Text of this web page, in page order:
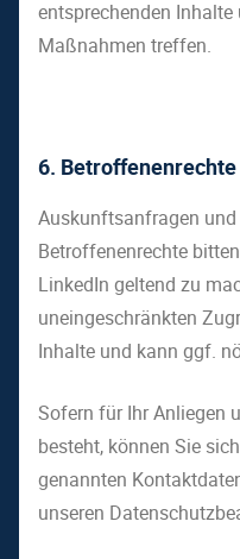
entsprechenden
Maßnahmen treffen.
6. Betroffenenrechte
Auskunftsanfragen
Betroffenenrechte
LinkedIn geltend zu
uneingeschränkten
Inhalte und kann ggf.
Sofern für Ihr Anliegen
besteht, können Sie
genannten
unseren